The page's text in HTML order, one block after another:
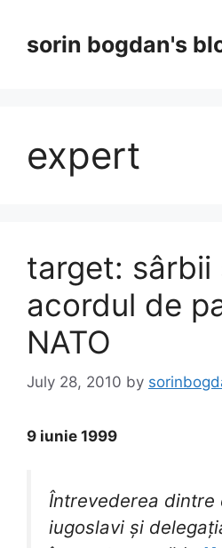
contentsorin bogdan's
expert
target: sârbii
acordul de
NATO
July 28, 2010 by
9 iunie 1999
Întrevederea dintre
iugoslavi și